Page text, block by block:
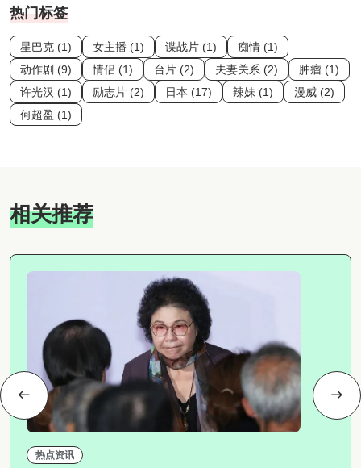
热门标签
星巴克 (1) 女主播 (1) 谍战片 (1)
痴情 (1)
动作剧 (9)
情侣 (1) 台片 (2) 夫妻关系 (2)
肿瘤 (1)
许光汉 (1)
励志片 (2) 日本 (17) 辣妹 (1)
漫威 (2)
何超盈 (1)
相关推荐
热点资讯